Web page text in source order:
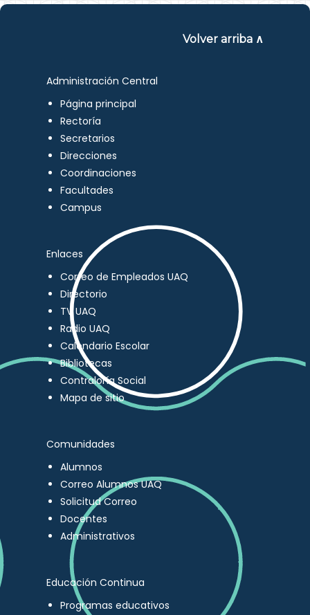
Volver arriba ∧
Administración Central
Página principal
Rectoría
Secretarios
Direcciones
Coordinaciones
Facultades
Campus
Enlaces
Correo de Empleados UAQ
Directorio
TV UAQ
Radio UAQ
Calendario Escolar
Bibliotecas
Contraloría Social
Mapa de sitio
Comunidades
Alumnos
Correo Alumnos UAQ
Solicitud Correo
Docentes
Administrativos
Educación Continua
Programas educativos